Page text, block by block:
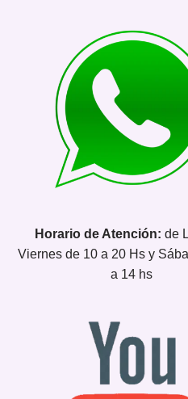
Horario de Atención: de
Viernes de 10 a 20 Hs y
a 14 hs